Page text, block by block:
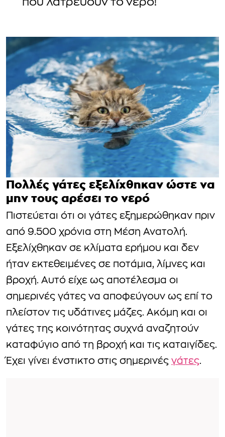
που λατρεύουν το νερό!
Πολλές γάτες εξελίχθηκαν ώστε να
μην τους αρέσει το νερό
Πιστεύεται ότι οι γάτες εξημερώθηκαν πριν
από 9.500 χρόνια στη Μέση Ανατολή.
Εξελίχθηκαν σε κλίματα ερήμου και δεν
ήταν εκτεθειμένες σε ποτάμια, λίμνες και
βροχή. Αυτό είχε ως αποτέλεσμα οι
σημερινές γάτες να αποφεύγουν ως επί το
πλείστον τις υδάτινες μάζες. Ακόμη και οι
γάτες της κοινότητας συχνά αναζητούν
καταφύγιο από τη βροχή και τις καταιγίδες.
Έχει γίνει ένστικτο στις σημερινές γάτες.